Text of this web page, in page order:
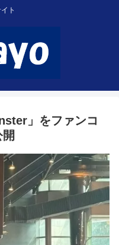
ト
」をファンコ